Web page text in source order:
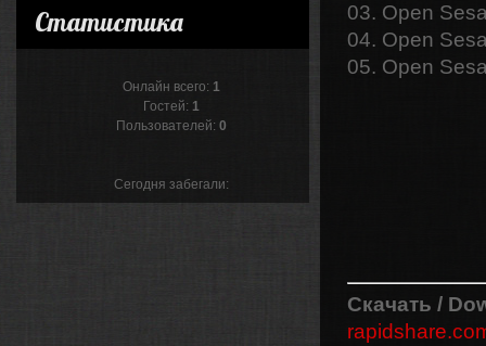
Статистика
Онлайн всего: 1
Гостей: 1
Пользователей: 0
Сегодня забегали:
03. Open
04. Open
05. Open
Скачать /